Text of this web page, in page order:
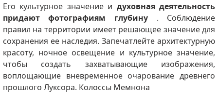
Его культурное значение и духовная деятельность
придают фотографиям глубину . Соблюдение
правил на территории имеет решающее значение для
сохранения ее наследия.Запечатлейте архитектурную
красоту, ночное освещение и культурное значение,
чтобы создать захватывающие изображения,
воплощающие вневременное очарование древнего
прошлого Луксора. Колоссы Мемнона